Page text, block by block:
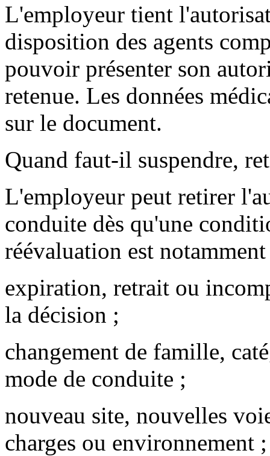
L'employeur tient
disposition des agents
pouvoir présenter son
retenue. Les données
sur le document.
Quand faut-il suspendre,
L'employeur peut retirer
conduite dès qu'une
réévaluation est notamment
expiration, retrait ou
la décision ;
changement de famille,
mode de conduite ;
nouveau site, nouvelles
charges ou environnement ;